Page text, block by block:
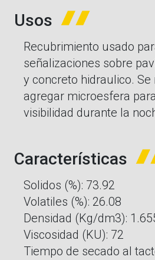
Usos
Recubrimiento usado
señalizaciones sobre
y concreto hidraulico. Se
agregar microesfera
visibilidad durante la
Características
Solidos (%): 73.92
Volatiles (%): 26.08
Densidad (Kg/dm3):
Viscosidad (KU): 72
Tiempo de secado al